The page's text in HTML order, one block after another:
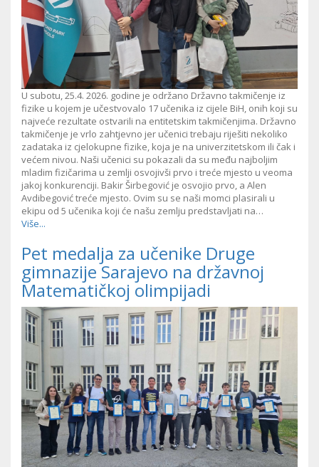
U subotu, 25.4. 2026. godine je održano Državno takmičenje iz
fizike u kojem je učestvovalo 17 učenika iz cijele BiH, onih koji su
najveće rezultate ostvarili na entitetskim takmičenjima. Državno
takmičenje je vrlo zahtjevno jer učenici trebaju riješiti nekoliko
zadataka iz cjelokupne fizike, koja je na univerzitetskom ili čak i
većem nivou. Naši učenici su pokazali da su među najboljim
mladim fizičarima u zemlji osvojivši prvo i treće mjesto u veoma
jakoj konkurenciji. Bakir Širbegović je osvojio prvo, a Alen
Avdibegović treće mjesto. Ovim su se naši momci plasirali u
ekipu od 5 učenika koji će našu zemlju predstavljati na…
Više...
Pet medalja za učenike Druge
gimnazije Sarajevo na državnoj
Matematičkoj olimpijadi